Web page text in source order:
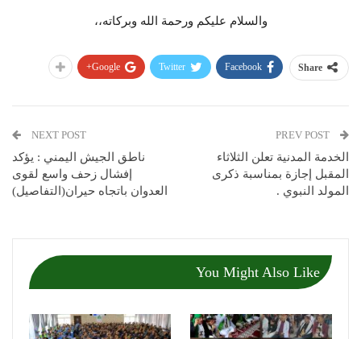
والسلام عليكم ورحمة الله وبركاته،،
Share
Facebook
Twitter
Google+
الخدمة المدنية تعلن الثلاثاء
المقبل إجازة بمناسبة ذكرى
المولد النبوي .
NEXT POST
ناطق الجيش اليمني : يؤكد
إفشال زحف واسع لقوى
العدوان باتجاه حيران(التفاصيل)
You Might Also Like